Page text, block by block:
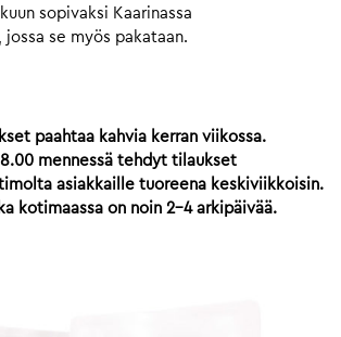
sopivaksi Kaarinassa
jossa se myös pakataan.
paahtaa kahvia kerran viikossa.
8.00 mennessä tehdyt tilaukset
asiakkaille tuoreena keskiviikkoisin.
kotimaassa on noin 2-4 arkipäivää.